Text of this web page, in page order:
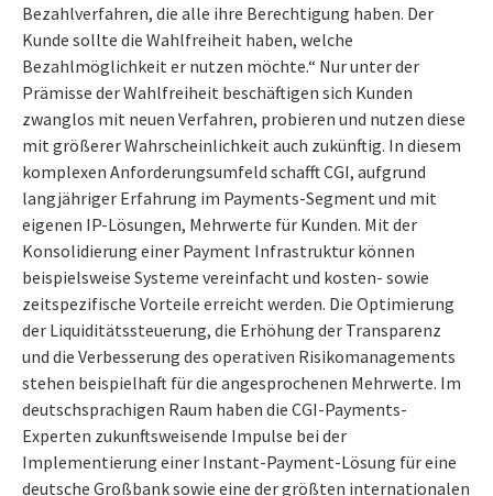
Bezahlverfahren, die alle ihre Berechtigung haben. Der
Kunde sollte die Wahlfreiheit haben, welche
Bezahlmöglichkeit er nutzen möchte.“ Nur unter der
Prämisse der Wahlfreiheit beschäftigen sich Kunden
zwanglos mit neuen Verfahren, probieren und nutzen diese
mit größerer Wahrscheinlichkeit auch zukünftig. In diesem
komplexen Anforderungsumfeld schafft CGI, aufgrund
langjähriger Erfahrung im Payments-Segment und mit
eigenen IP-Lösungen, Mehrwerte für Kunden. Mit der
Konsolidierung einer Payment Infrastruktur können
beispielsweise Systeme vereinfacht und kosten- sowie
zeitspezifische Vorteile erreicht werden. Die Optimierung
der Liquiditätssteuerung, die Erhöhung der Transparenz
und die Verbesserung des operativen Risikomanagements
stehen beispielhaft für die angesprochenen Mehrwerte. Im
deutschsprachigen Raum haben die CGI-Payments-
Experten zukunftsweisende Impulse bei der
Implementierung einer Instant-Payment-Lösung für eine
deutsche Großbank sowie eine der größten internationalen